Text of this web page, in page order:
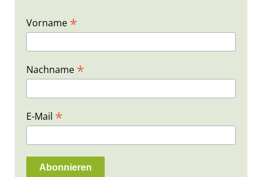
Vorname *
Nachname *
E-Mail *